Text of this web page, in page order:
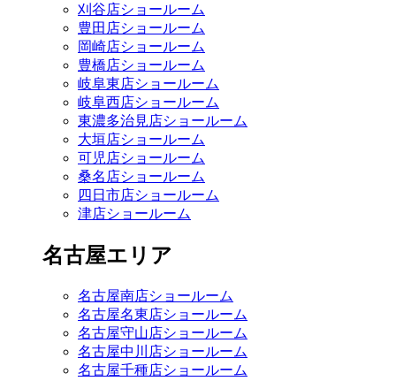
刈谷店ショールーム
豊田店ショールーム
岡崎店ショールーム
豊橋店ショールーム
岐阜東店ショールーム
岐阜西店ショールーム
東濃多治見店ショールーム
大垣店ショールーム
可児店ショールーム
桑名店ショールーム
四日市店ショールーム
津店ショールーム
名古屋エリア
名古屋南店ショールーム
名古屋名東店ショールーム
名古屋守山店ショールーム
名古屋中川店ショールーム
名古屋千種店ショールーム